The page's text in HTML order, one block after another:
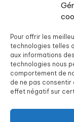
Pour offrir les
technologies telles
aux informations
technologies nous
comportement de
de ne pas consentir
effet négatif sur
Groupe SOS
ARPAVIE est